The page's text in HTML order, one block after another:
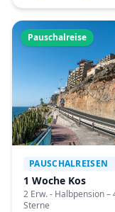
Pauschalreise
PAUSCHALREISEN
1 Woche Kos
2 Erw. - Halbpension –
Sterne